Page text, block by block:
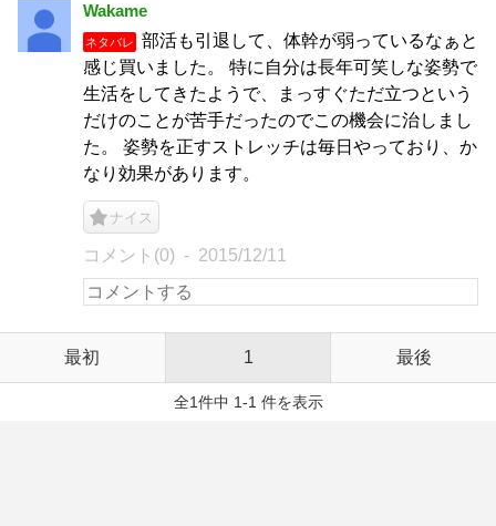
Wakame
ネタバレ
部活も引退して、体幹が弱っているなぁと
感じ買いました。 特に自分は長年可笑しな姿勢で
生活をしてきたようで、まっすぐただ立つという
だけのことが苦手だったのでこの機会に治しまし
た。 姿勢を正すストレッチは毎日やっており、か
なり効果があります。
ナイス
コメント(0) 2015/12/11
最初 1 最後
全1件中 1-1 件を表示